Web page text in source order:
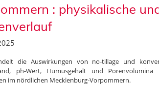
: physikalische
die Auswirkungen von no-tillage und
ph-Wert, Humusgehalt und
im nördlichen Mecklenburg-Vorpommern.